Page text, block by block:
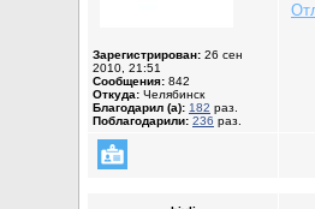
Зарегистрирован: 26 сен
2010, 21:51
Сообщения: 842
Откуда: Челябинск
Благодарил (а): 182 раз.
Поблагодарили: 236 раз.